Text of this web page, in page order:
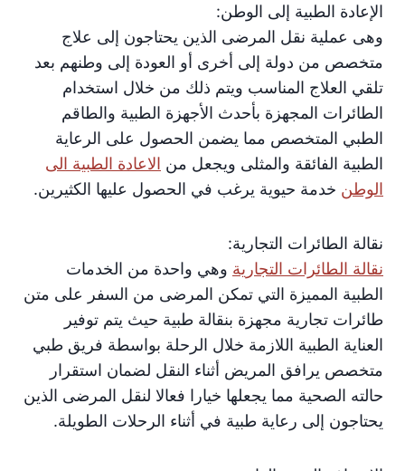
الإعادة الطبية إلى الوطن:
وهى عملية نقل المرضى الذين يحتاجون إلى علاج
متخصص من دولة إلى أخرى أو العودة إلى وطنهم بعد
تلقي العلاج المناسب ويتم ذلك من خلال استخدام
الطائرات المجهزة بأحدث الأجهزة الطبية والطاقم
الطبي المتخصص مما يضمن الحصول على الرعاية
الطبية الفائقة والمثلى ويجعل من الاعادة الطبية الى
الوطن خدمة حيوية يرغب في الحصول عليها الكثيرين.
نقالة الطائرات التجارية:
نقالة الطائرات التجارية وهي واحدة من الخدمات
الطبية المميزة التي تمكن المرضى من السفر على متن
طائرات تجارية مجهزة بنقالة طبية حيث يتم توفير
العناية الطبية اللازمة خلال الرحلة بواسطة فريق طبي
متخصص يرافق المريض أثناء النقل لضمان استقرار
حالته الصحية مما يجعلها خيارا فعالا لنقل المرضى الذين
يحتاجون إلى رعاية طبية في أثناء الرحلات الطويلة.